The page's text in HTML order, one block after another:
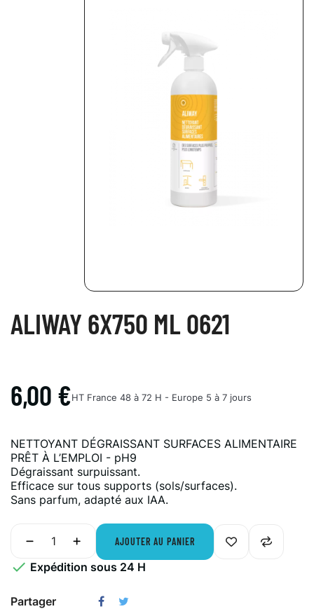
ALIWAY 6X750 ML 0621
6,00 €HT France 48 à 72 H - Europe 5 à 7 jours
NETTOYANT DÉGRAISSANT SURFACES ALIMENTAIRE
PRÊT À L’EMPLOI - pH9
Dégraissant surpuissant.
Efficace sur tous supports (sols/surfaces).
Sans parfum, adapté aux IAA.
AJOUTER AU PANIER
 Expédition sous 24 H
Partager